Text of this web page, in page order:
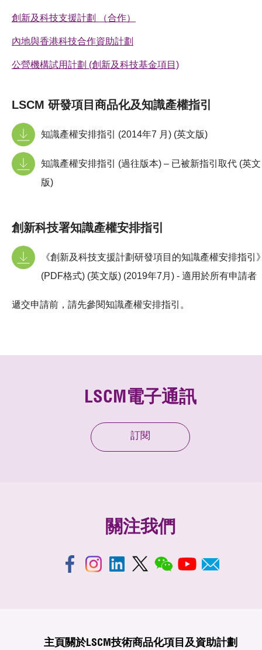
創新及科技支援計劃 （合作）
內地與香港科技合作資助計劃
公營機構試用計劃 (創新及科技基金項目)
LSCM 研發項目商品化及知識產權指引
知識產權安排指引 (2014年7 月) (英文版)
知識產權安排指引 (過往版本) – 已被新指引取代 (英文
版)
創新科技署知識產權安排指引
《創新及科技支援計劃研發項目的知識產權安排指引
(PDF格式) (英文版) (2019年7月) - 適用於所有申請者
遞交申請前，請先參閱知識產權安排指引。
LSCM電子通訊
訂閱
關注我們
主頁 關於LSCM技術商品化項目及資助計劃